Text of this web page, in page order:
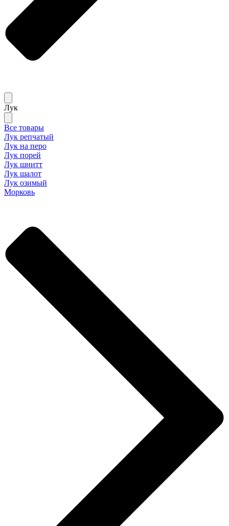
Лук
Все товары
Лук репчатый
Лук на перо
Лук порей
Лук шнитт
Лук шалот
Лук озимый
Морковь